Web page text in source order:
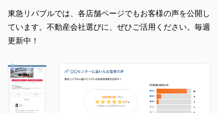
東急リバブルでは、各店舗ページでもお客様の声を公開し
ています。不動産会社選びに、ぜひご活用ください。毎週
更新中！